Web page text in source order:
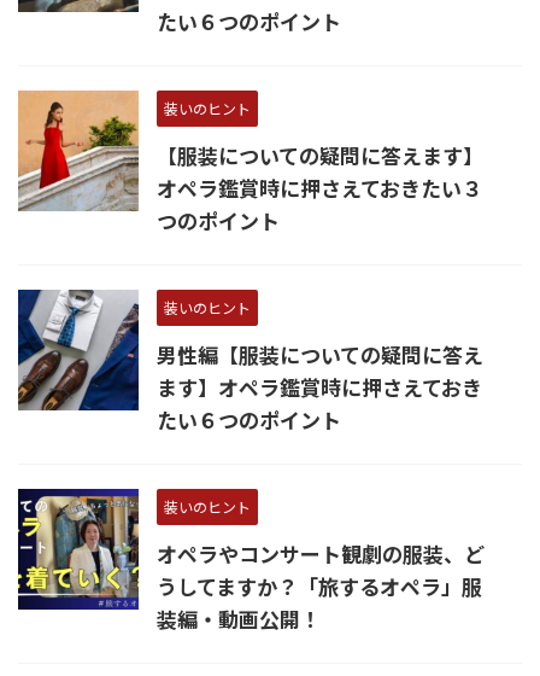
たい６つのポイント
装いのヒント
【服装についての疑問に答えます】
オペラ鑑賞時に押さえておきたい３
つのポイント
装いのヒント
男性編【服装についての疑問に答え
ます】オペラ鑑賞時に押さえておき
たい６つのポイント
装いのヒント
オペラやコンサート観劇の服装、ど
うしてますか？「旅するオペラ」服
装編・動画公開！